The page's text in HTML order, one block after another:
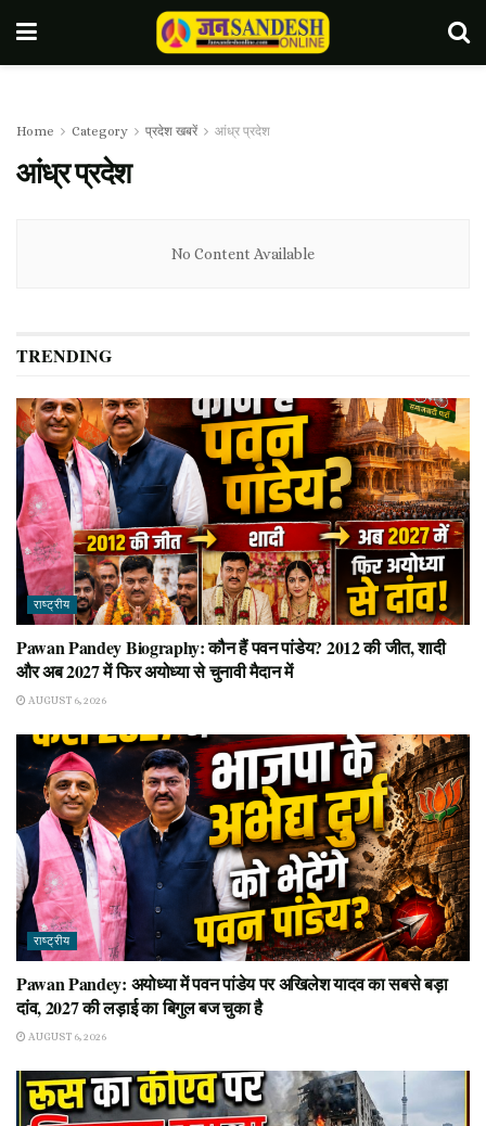
Home Category प्रदेश खबरें आंध्र प्रदेश
आंध्र प्रदेश
No Content Available
TRENDING
राष्ट्रीय
Pawan Pandey Biography: कौन हैं पवन पांडेय? 2012 की जीत, शादी
और अब 2027 में फिर अयोध्या से चुनावी मैदान में
AUGUST 6, 2026
राष्ट्रीय
Pawan Pandey: अयोध्या में पवन पांडेय पर अखिलेश यादव का सबसे बड़ा
दांव, 2027 की लड़ाई का बिगुल बज चुका है
AUGUST 6, 2026